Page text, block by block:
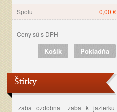
0,00 €
Spolu
Ceny sú s DPH
Pokladňa
Košík
Štítky
zaba ozdobna
zaba k jazierku